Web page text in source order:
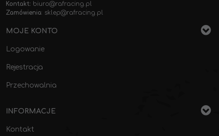
Kontakt: biuro@rafracing.pl
Zamówienia: sklep@rafracing.pl
MOJE KONTO
Logowanie
Rejestracja
Przechowalnia
INFORMACJE
Kontakt